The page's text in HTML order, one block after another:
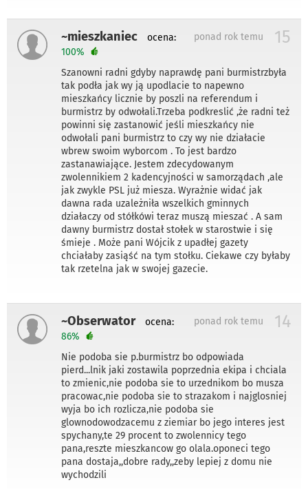
~mieszkaniec 15
ponad rok temu
ocena:
100%
Szanowni radni gdyby naprawdę pani burmistrzbyła
tak podła jak wy ją upodlacie to napewno
mieszkańcy licznie by poszli na referendum i
burmistrz by odwołali.Trzeba podkreslić ,że radni też
powinni się zastanowić jeśli mieszkańcy nie
odwołali pani burmistrz to czy wy nie działacie
wbrew swoim wyborcom . To jest bardzo
zastanawiające. Jestem zdecydowanym
zwolennikiem 2 kadencyjności w samorządach ,ale
jak zwykle PSL już miesza. Wyrażnie widać jak
dawna rada uzależniła wszelkich gminnych
działaczy od stółkówi teraz muszą mieszać . A sam
dawny burmistrz dostał stołek w starostwie i się
śmieje . Może pani Wójcik z upadłej gazety
chciałaby zasiąść na tym stołku. Ciekawe czy byłaby
tak rzetelna jak w swojej gazecie.
~Obserwator 14
ponad rok temu
ocena:
86%
Nie podoba sie p.burmistrz bo odpowiada
pierd...lnik jaki zostawila poprzednia ekipa i chciala
to zmienic,nie podoba sie to urzednikom bo musza
pracowac,nie podoba sie to strazakom i najglosniej
wyja bo ich rozlicza,nie podoba sie
glownodowodzacemu z ziemiar bo jego interes jest
spychany,te 29 procent to zwolennicy tego
pana,reszte mieszkancow go olala.oponeci tego
pana dostaja,,dobre rady,,zeby lepiej z domu nie
wychodzili